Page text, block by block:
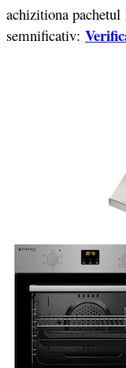
achizitiona pachetul
semnificativ: